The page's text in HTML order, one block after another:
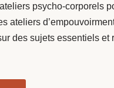
psycho-corporels
ateliers
des sujets essentiels et